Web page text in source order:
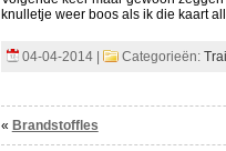
knulletje weer boos als ik die kaart
04-04-2014 | Categorieën:
« Brandstoffles